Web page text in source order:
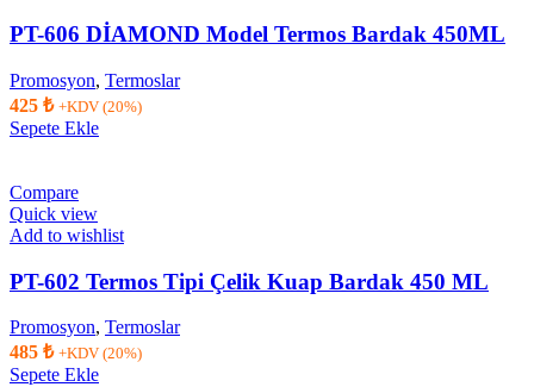
PT-606 DİAMOND Model Termos Bardak 450ML
Promosyon, Termoslar
425 ₺ +KDV (20%)
Sepete Ekle
Compare
Quick view
Add to wishlist
PT-602 Termos Tipi Çelik Kuap Bardak 450 ML
Promosyon, Termoslar
485 ₺ +KDV (20%)
Sepete Ekle